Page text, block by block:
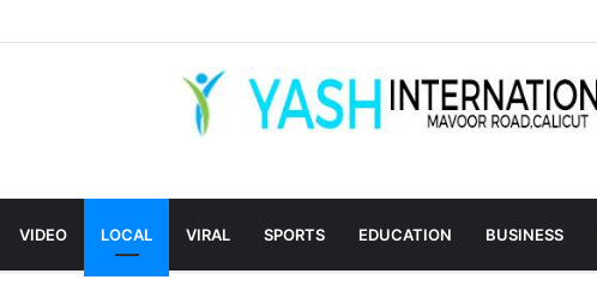
VIDEO LOCAL VIRAL SPORTS EDUCATION BUSINESS